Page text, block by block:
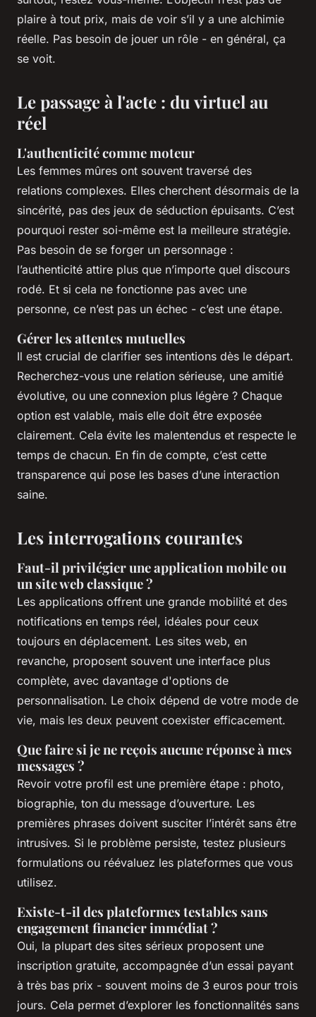
plaire à tout prix, mais de voir s’il y a une alchimie
réelle. Pas besoin de jouer un rôle - en général, ça
se voit.
Le passage à l'acte : du virtuel au
réel
L'authenticité comme moteur
Les femmes mûres ont souvent traversé des
relations complexes. Elles cherchent désormais de la
sincérité, pas des jeux de séduction épuisants. C’est
pourquoi rester soi-même est la meilleure stratégie.
Pas besoin de se forger un personnage :
l’authenticité attire plus que n’importe quel discours
rodé. Et si cela ne fonctionne pas avec une
personne, ce n’est pas un échec - c’est une étape.
Gérer les attentes mutuelles
Il est crucial de clarifier ses intentions dès le départ.
Recherchez-vous une relation sérieuse, une amitié
évolutive, ou une connexion plus légère ? Chaque
option est valable, mais elle doit être exposée
clairement. Cela évite les malentendus et respecte le
temps de chacun. En fin de compte, c’est cette
transparence qui pose les bases d’une interaction
saine.
Les interrogations courantes
Faut-il privilégier une application mobile ou
un site web classique ?
Les applications offrent une grande mobilité et des
notifications en temps réel, idéales pour ceux
toujours en déplacement. Les sites web, en
revanche, proposent souvent une interface plus
complète, avec davantage d'options de
personnalisation. Le choix dépend de votre mode de
vie, mais les deux peuvent coexister efficacement.
Que faire si je ne reçois aucune réponse à mes
messages ?
Revoir votre profil est une première étape : photo,
biographie, ton du message d’ouverture. Les
premières phrases doivent susciter l’intérêt sans être
intrusives. Si le problème persiste, testez plusieurs
formulations ou réévaluez les plateformes que vous
utilisez.
Existe-t-il des plateformes testables sans
engagement financier immédiat ?
Oui, la plupart des sites sérieux proposent une
inscription gratuite, accompagnée d’un essai payant
à très bas prix - souvent moins de 3 euros pour trois
jours. Cela permet d’explorer les fonctionnalités sans